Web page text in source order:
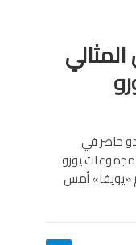
حاضر في
مجموعات يورو
«يويفا» أمس